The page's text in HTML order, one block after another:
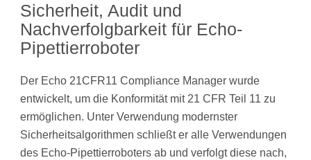
Sicherheit, Audit und
Nachverfolgbarkeit für Echo-
Pipettierroboter
Der Echo 21CFR11 Compliance Manager wurde
entwickelt, um die Konformität mit 21 CFR Teil 11 zu
ermöglichen. Unter Verwendung modernster
Sicherheitsalgorithmen schließt er alle Verwendungen
des Echo-Pipettierroboters ab und verfolgt diese nach,